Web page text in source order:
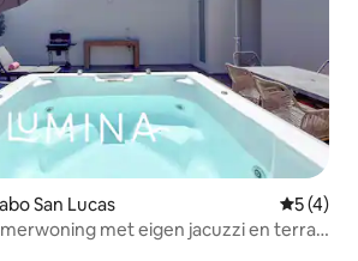
San Lucas
5 (4)
met eigen jacuzzi en terras